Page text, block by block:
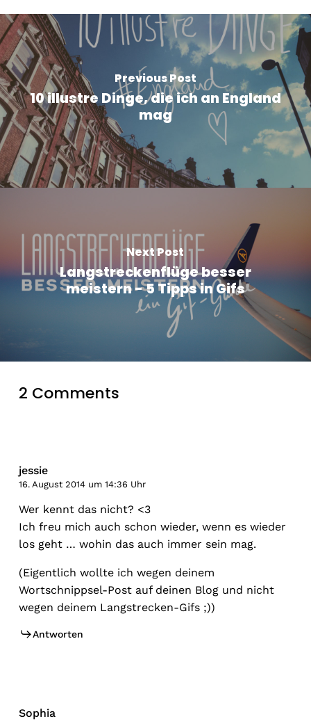
Previous Post
10 illustre Dinge, die ich an England
mag
Next Post
Langstreckenflüge besser
meistern - 5 Tipps in Gifs
2 Comments
jessie
16. August 2014 um 14:36 Uhr
Wer kennt das nicht? <3
Ich freu mich auch schon wieder, wenn es wieder
los geht … wohin das auch immer sein mag.
(Eigentlich wollte ich wegen deinem
Wortschnippsel-Post auf deinen Blog und nicht
wegen deinem Langstrecken-Gifs ;))
Antworten
Sophia